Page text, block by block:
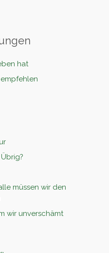
hat
müssen wir den
wir unverschämt